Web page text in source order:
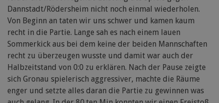
Dannstadt/Rödersheim nicht noch einmal wiederholen.
Von Beginn an taten wir uns schwer und kamen kaum
recht in die Partie. Lange sah es nach einem lauen
Sommerkick aus bei dem keine der beiden Mannschaften
recht zu überzeugen wusste und damit war auch der
Halbzeitstand von 0:0 zu erklären. Nach der Pause zeigte
sich Gronau spielerisch aggressiver, machte die Räume
enger und setzte alles daran die Partie zu gewinnen was